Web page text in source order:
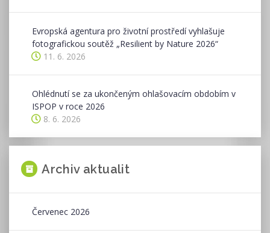
Evropská agentura pro životní prostředí vyhlašuje
fotografickou soutěž „Resilient by Nature 2026“
11. 6. 2026
Ohlédnutí se za ukončeným ohlašovacím obdobím v
ISPOP v roce 2026
8. 6. 2026
Archiv aktualit
Červenec 2026